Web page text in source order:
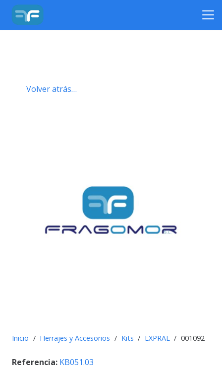
Volver atrás…
Inicio / Herrajes y Accesorios / Kits / EXPRAL / 001092
Referencia: KB051.03